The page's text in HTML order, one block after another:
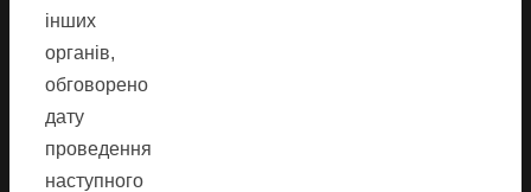
інших
органів,
обговорено
дату
проведення
наступного